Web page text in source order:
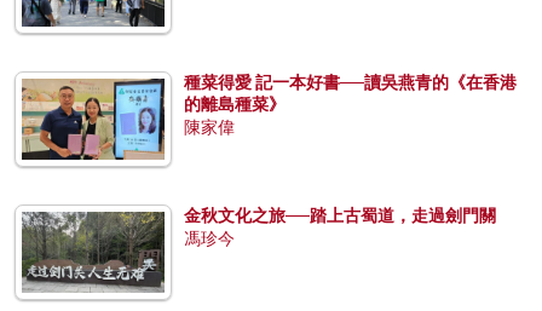
種菜得愛 記一本好書──讀吳燕青的《在香港
的離島種菜》
陳家偉
金秋文化之旅──踏上古蜀道，走過劍門關
馮珍今